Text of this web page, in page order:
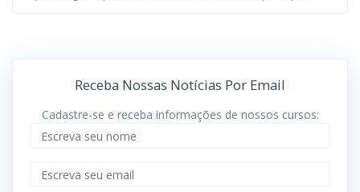
Receba Nossas Notícias Por Email
Cadastre-se e receba informações de nossos cursos: